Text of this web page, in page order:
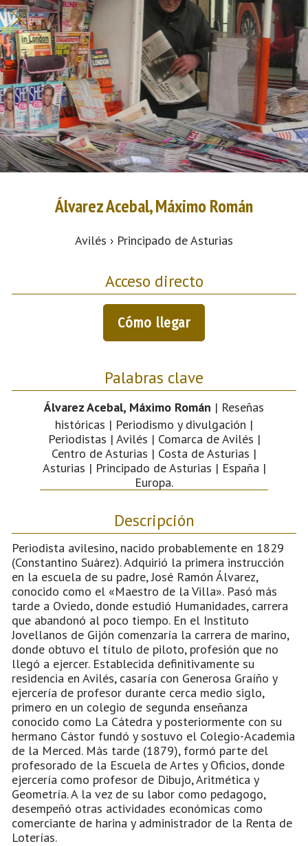
Álvarez Acebal, Máximo Román
Avilés › Principado de Asturias
Acceso directo
Cómo llegar
Palabras clave
Álvarez Acebal, Máximo Román | Reseñas
históricas | Periodismo y divulgación |
Periodistas | Avilés | Comarca de Avilés |
Centro de Asturias | Costa de Asturias |
Asturias | Principado de Asturias | España |
Europa.
Descripción
Periodista avilesino, nacido probablemente en 1829
(Constantino Suárez). Adquirió la primera instrucción
en la escuela de su padre, José Ramón Álvarez,
conocido como el «Maestro de la Villa». Pasó más
tarde a Oviedo, donde estudió Humanidades, carrera
que abandonó al poco tiempo. En el Instituto
Jovellanos de Gijón comenzaría la carrera de marino,
donde obtuvo el título de piloto, profesión que no
llegó a ejercer. Establecida definitivamente su
residencia en Avilés, casaría con Generosa Graíño y
ejercería de profesor durante cerca medio siglo,
primero en un colegio de segunda enseñanza
conocido como La Cátedra y posteriormente con su
hermano Cástor fundó y sostuvo el Colegio-Academia
de la Merced. Más tarde (1879), formó parte del
profesorado de la Escuela de Artes y Oficios, donde
ejercería como profesor de Dibujo, Aritmética y
Geometría. A la vez de su labor como pedagogo,
desempeñó otras actividades económicas como
comerciante de harina y administrador de la Renta de
Loterías.